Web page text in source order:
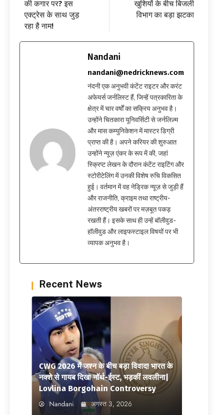
की कगार पर? इस
एक्ट्रेस के साथ जुड़
रहा है नाम!
खुशियों के बीच बिजली
विभाग का बड़ा झटका
Nandani
nandani@nedricknews.com
नंदनी एक अनुभवी कंटेंट राइटर और करंट
अफेयर्स जर्नलिस्ट हैं, जिन्हें पत्रकारिता के
क्षेत्र में चार वर्षों का सक्रिय अनुभव है।
उन्होंने चितकारा यूनिवर्सिटी से जर्नलिज़्म
और मास कम्युनिकेशन में मास्टर डिग्री
प्राप्त की है। अपने करियर की शुरुआत
उन्होंने न्यूज़ एंकर के रूप में की, जहां
स्क्रिप्ट लेखन के दौरान कंटेंट राइटिंग और
स्टोरीटेलिंग में उनकी विशेष रुचि विकसित
हुई। वर्तमान में वह नेड्रिक न्यूज़ से जुड़ी हैं
और राजनीति, क्राइम तथा राष्ट्रीय-
अंतरराष्ट्रीय खबरों पर मज़बूत पकड़
रखती हैं। इसके साथ ही उन्हें बॉलीवुड-
हॉलीवुड और लाइफस्टाइल विषयों पर भी
व्यापक अनुभव है।
Recent News
CWG 2026 में जश्न के बीच बड़ा विवाद! भारत के
नक्शे से गायब दिखा नॉर्थ-ईस्ट, भड़कीं लवलीना|
Lovlina Borgohain Controversy
Nandani अगस्त 3, 2026